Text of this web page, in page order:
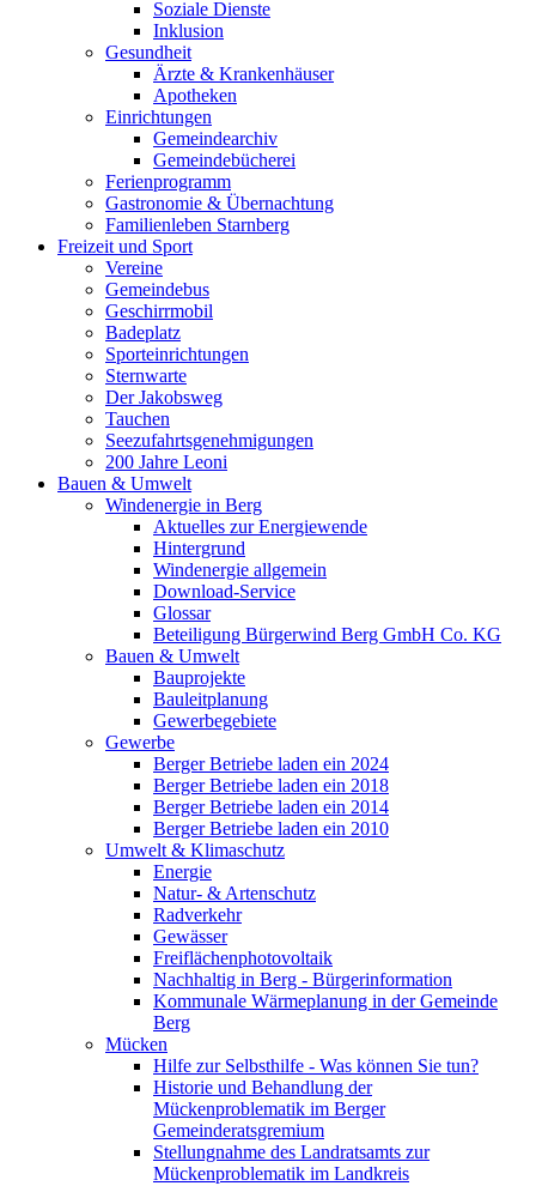
Soziale Dienste
Inklusion
Gesundheit
Ärzte & Krankenhäuser
Apotheken
Einrichtungen
Gemeindearchiv
Gemeindebücherei
Ferienprogramm
Gastronomie & Übernachtung
Familienleben Starnberg
Freizeit und Sport
Vereine
Gemeindebus
Geschirrmobil
Badeplatz
Sporteinrichtungen
Sternwarte
Der Jakobsweg
Tauchen
Seezufahrtsgenehmigungen
200 Jahre Leoni
Bauen & Umwelt
Windenergie in Berg
Aktuelles zur Energiewende
Hintergrund
Windenergie allgemein
Download-Service
Glossar
Beteiligung Bürgerwind Berg GmbH Co. KG
Bauen & Umwelt
Bauprojekte
Bauleitplanung
Gewerbegebiete
Gewerbe
Berger Betriebe laden ein 2024
Berger Betriebe laden ein 2018
Berger Betriebe laden ein 2014
Berger Betriebe laden ein 2010
Umwelt & Klimaschutz
Energie
Natur- & Artenschutz
Radverkehr
Gewässer
Freiflächenphotovoltaik
Nachhaltig in Berg - Bürgerinformation
Kommunale Wärmeplanung in der Gemeinde
Berg
Mücken
Hilfe zur Selbsthilfe - Was können Sie tun?
Historie und Behandlung der
Mückenproblematik im Berger
Gemeinderatsgremium
Stellungnahme des Landratsamts zur
Mückenproblematik im Landkreis